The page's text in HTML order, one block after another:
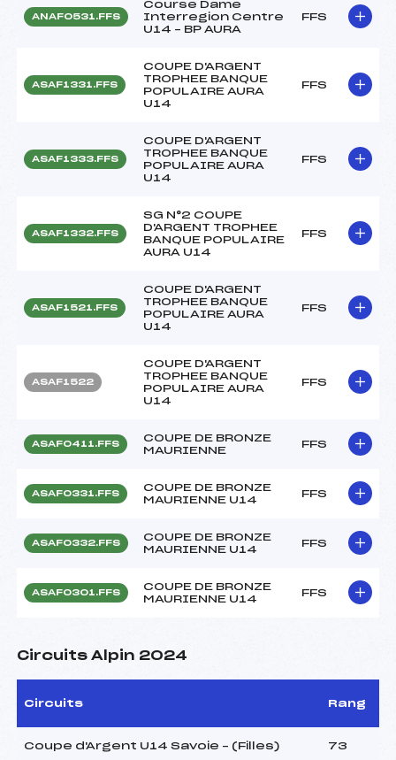
ANAF0531.FFS
Course Dame
Interregion Centre
U14 – BP AURA
FFS
ASAF1331.FFS
COUPE D'ARGENT
TROPHEE BANQUE
POPULAIRE AURA
U14
FFS
ASAF1333.FFS
COUPE D'ARGENT
TROPHEE BANQUE
POPULAIRE AURA
U14
FFS
ASAF1332.FFS
SG N°2 COUPE
D'ARGENT TROPHEE
BANQUE POPULAIRE
AURA U14
FFS
ASAF1521.FFS
COUPE D'ARGENT
TROPHEE BANQUE
POPULAIRE AURA
U14
FFS
ASAF1522
COUPE D'ARGENT
TROPHEE BANQUE
POPULAIRE AURA
U14
FFS
ASAF0411.FFS
COUPE DE BRONZE
MAURIENNE
FFS
ASAF0331.FFS
COUPE DE BRONZE
MAURIENNE U14
FFS
ASAF0332.FFS
COUPE DE BRONZE
MAURIENNE U14
FFS
ASAF0301.FFS
COUPE DE BRONZE
MAURIENNE U14
FFS
Circuits Alpin 2024
Circuits Rang
Coupe d'Argent U14 Savoie – (Filles) 73